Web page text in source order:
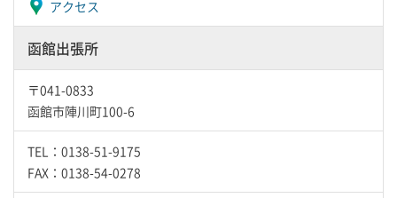
アクセス
函館出張所
〒041-0833
函館市陣川町100-6
TEL：0138-51-9175
FAX：0138-54-0278